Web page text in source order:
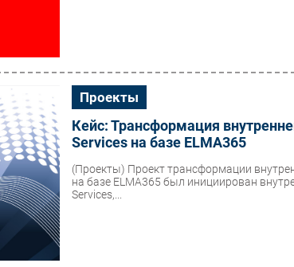
Проекты
Кейс: Трансформация
Services на базе ELMA365
(Проекты) Проект трансформации
на базе ELMA365 был инициирован
Services,...